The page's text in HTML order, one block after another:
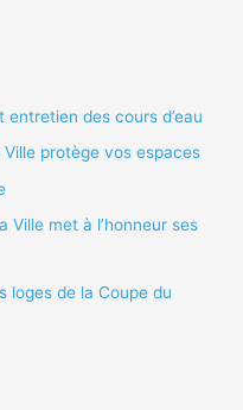
entretien des cours d’eau
protège vos espaces
Ville met à l’honneur ses
loges de la Coupe du